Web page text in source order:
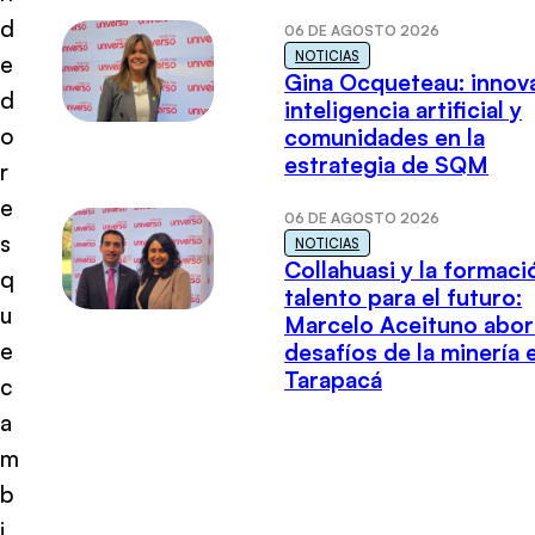
d
e
d
o
r
e
s
q
u
e
c
a
m
b
06 DE AGOSTO 2026
NOTICIAS
Gina Ocqueteau:
inteligencia artificial y
comunidades en la
estrategia de SQM
06 DE AGOSTO 2026
NOTICIAS
Collahuasi y la
talento para el futuro:
Marcelo Aceituno
desafíos de la minería
Tarapacá